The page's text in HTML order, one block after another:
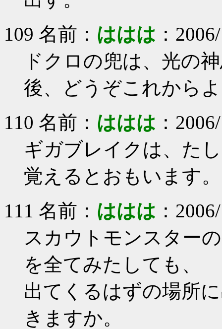
109 名前： ははは ：
ドクロの兜は、光の
後、どうぞこれから
110 名前： ははは ：
ギガブレイクは、た
覚えるとおもいます。
111 名前： ははは ：
スカウトモンスター
を全てみたしても、
出てくるはずの場所
きますか。